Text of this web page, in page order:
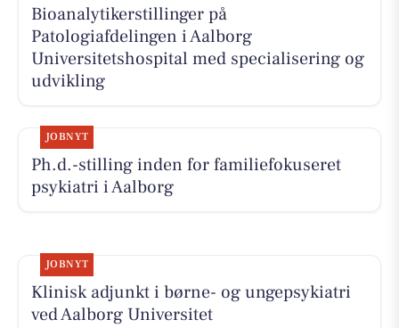
Bioanalytikerstillinger på
Patologiafdelingen i Aalborg
Universitetshospital med specialisering og
udvikling
JOBNYT
Ph.d.-stilling inden for familiefokuseret
psykiatri i Aalborg
JOBNYT
Klinisk adjunkt i børne- og ungepsykiatri
ved Aalborg Universitet